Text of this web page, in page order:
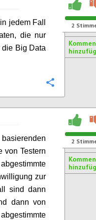
jedem Fall
die nur
die Big Data
2
von Testern
zur
sind dann
dann von
2